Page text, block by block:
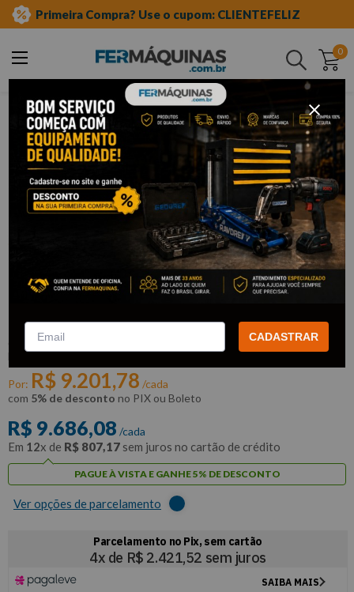
Primeira Compra? Use o cupom: CLIENTEFELIZ
0
Buscar
ferramentas elétricas e máquinas
compressor de ar
acima de 20 pés
Compressor de Ar 25 Pés 175PSI 250L
220/380V Trisásico - 8975701075
8975701075
PRESSURE
Por: R$ 9.201,78 /cada
com 5% de desconto no PIX ou Boleto
R$ 9.686,08 /cada
Em 12x de R$ 807,17 sem juros no cartão de crédito
PAGUE À VISTA E GANHE 5% DE DESCONTO
Ver opções de parcelamento
CADASTRAR